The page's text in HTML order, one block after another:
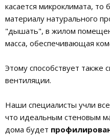
касается микроклимата,
материалу натурального
"дышать", в жилом
масса, обеспечивающая
Этому способствует также
вентиляции.
Наши специалисты учли
что идеальным стеновым
дома будет